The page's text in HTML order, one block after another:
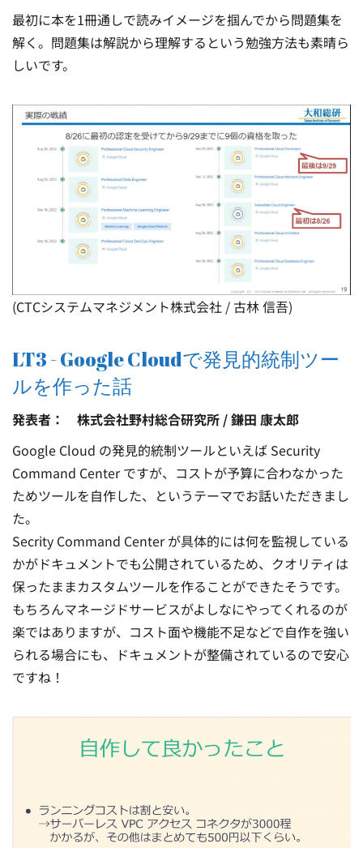
最初に本を1冊通しで読みイメージを掴んでから問題集を
解く。問題集は解説から理解するという勉強方法も素晴ら
しいです。
(CTCシステムマネジメント株式会社 / 古林 信吾)
LT3 - Google Cloudで発見的統制ツー
ルを作った話
発表者： 株式会社野村総合研究所 / 鎌田 康太郎
Google Cloud の発見的統制ツールといえば Security
Command Center ですが、コストが予算に合わなかった
ためツールを自作した、というテーマでお話いただきまし
た。
Secrity Command Center が具体的には何を監視している
かがドキュメントでも公開されているため、クオリティは
保ったままカスタムツールを作ることができたそうです。
もちろんマネージドサービスがよしなにやってくれるのが
楽ではありますが、コスト面や機能不足などで自作を強い
られる場合にも、ドキュメントが整備されているので安心
ですね！